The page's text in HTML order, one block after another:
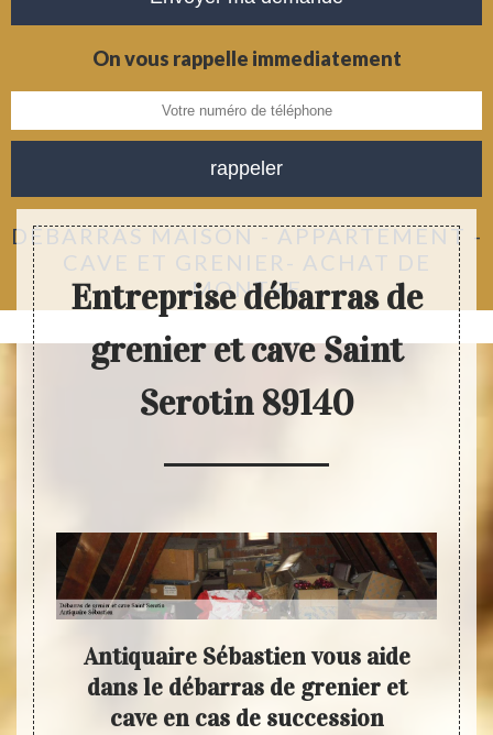
On vous rappelle immediatement
DÉBARRAS MAISON - APPARTEMENT -
CAVE ET GRENIER- ACHAT DE
MONTRE
Entreprise débarras de
grenier et cave Saint
Serotin 89140
de
Antiquaire Sébastien vous aide
dans le débarras de grenier et
cave en cas de succession